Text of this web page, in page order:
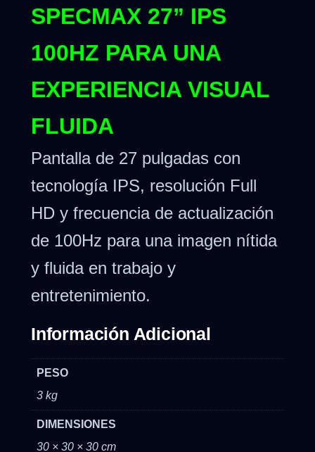
SPECMAX 27” IPS
100HZ PARA UNA
EXPERIENCIA VISUAL
FLUIDA
Pantalla de 27 pulgadas con
tecnología IPS, resolución Full
HD y frecuencia de actualización
de 100Hz para una imagen nítida
y fluida en trabajo y
entretenimiento.
Información Adicional
PESO
3 kg
DIMENSIONES
30 × 30 × 30 cm